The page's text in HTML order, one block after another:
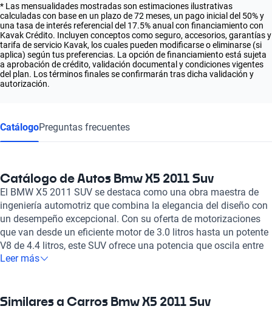
* Las mensualidades mostradas son estimaciones ilustrativas
calculadas con base en un plazo de 72 meses, un pago inicial del 50% y
una tasa de interés referencial del 17.5% anual con financiamiento con
Kavak Crédito. Incluyen conceptos como seguro, accesorios, garantías y
tarifa de servicio Kavak, los cuales pueden modificarse o eliminarse (si
aplica) según tus preferencias. La opción de financiamiento está sujeta
a aprobación de crédito, validación documental y condiciones vigentes
del plan. Los términos finales se confirmarán tras dicha validación y
autorización.
CatálogoPreguntas frecuentes
Catálogo de Autos Bmw X5 2011 Suv
El BMW X5 2011 SUV se destaca como una obra maestra de
ingeniería automotriz que combina la elegancia del diseño con
un desempeño excepcional. Con su oferta de motorizaciones
que van desde un eficiente motor de 3.0 litros hasta un potente
V8 de 4.4 litros, este SUV ofrece una potencia que oscila entre
los 268 y 547 caballos de fuerza, asegurando una conducción
segundos en las versiones más deportivas, lo convierte en un
Leer más
Similares a Carros Bmw X5 2011 Suv